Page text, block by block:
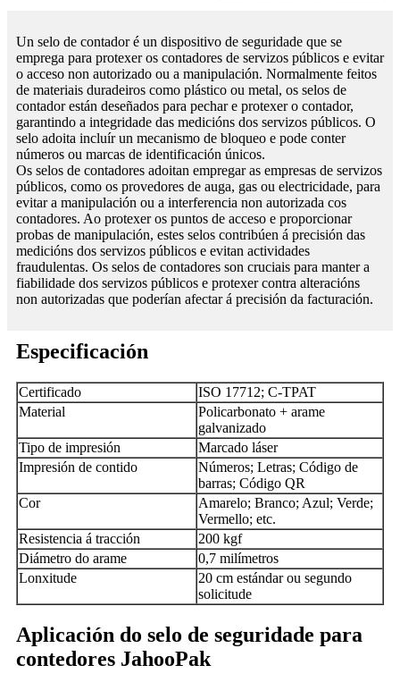
Un selo de contador é un dispositivo de seguridade que se
emprega para protexer os contadores de servizos públicos e evitar
o acceso non autorizado ou a manipulación. Normalmente feitos
de materiais duradeiros como plástico ou metal, os selos de
contador están deseñados para pechar e protexer o contador,
garantindo a integridade das medicións dos servizos públicos. O
selo adoita incluír un mecanismo de bloqueo e pode conter
números ou marcas de identificación únicos.
Os selos de contadores adoitan empregar as empresas de servizos
públicos, como os provedores de auga, gas ou electricidade, para
evitar a manipulación ou a interferencia non autorizada cos
contadores. Ao protexer os puntos de acceso e proporcionar
probas de manipulación, estes selos contribúen á precisión das
medicións dos servizos públicos e evitan actividades
fraudulentas. Os selos de contadores son cruciais para manter a
fiabilidade dos servizos públicos e protexer contra alteracións
non autorizadas que poderían afectar á precisión da facturación.
Especificación
Certificado
ISO 17712; C-TPAT
Material
Policarbonato + arame
galvanizado
Tipo de impresión
Marcado láser
Impresión de contido
Números; Letras; Código de
barras; Código QR
Cor
Amarelo; Branco; Azul; Verde;
Vermello; etc.
Resistencia á tracción
200 kgf
Diámetro do arame
0,7 milímetros
Lonxitude
20 cm estándar ou segundo
solicitude
Aplicación do selo de seguridade para
contedores JahooPak